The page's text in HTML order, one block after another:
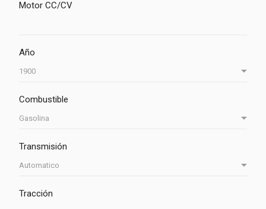
Motor CC/CV
Año
Combustible
Transmisión
Tracción